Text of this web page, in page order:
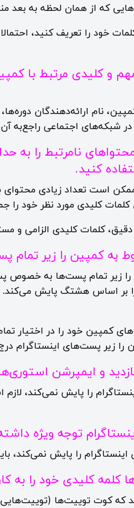
که از همان لحظه به بعد
کلمات خود را تعریف کنید،
و کلیدی مرتبط با
نام ارائه‌دهندگان
شبکه‌های اجتماعی راجع‌به
نامرتبط را به
کنید.
است تعداد زیادی محتوای
کلیدی مورد نظر خود را
دقیق، کلمات کلیدی الزامی و
به کمپین را زیر
زیر تمام پست‌ها به خصوص
بر اساس هشتگ پایش
کمپین خود را در اختیار
زیر پست‌های اینستاگرام
و ایمپرشن
را پایش نمی‌کند،
توجه ویژه
را پایش نمی‌کند،
کلیدی خود را به
که کوت توییت‌ها